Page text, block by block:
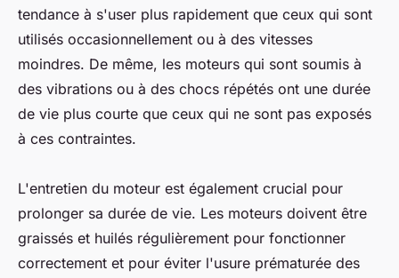
tendance à s'user plus rapidement que ceux qui sont
utilisés occasionnellement ou à des vitesses
moindres. De même, les moteurs qui sont soumis à
des vibrations ou à des chocs répétés ont une durée
de vie plus courte que ceux qui ne sont pas exposés
à ces contraintes.
L'entretien du moteur est également crucial pour
prolonger sa durée de vie. Les moteurs doivent être
graissés et huilés régulièrement pour fonctionner
correctement et pour éviter l'usure prématurée des